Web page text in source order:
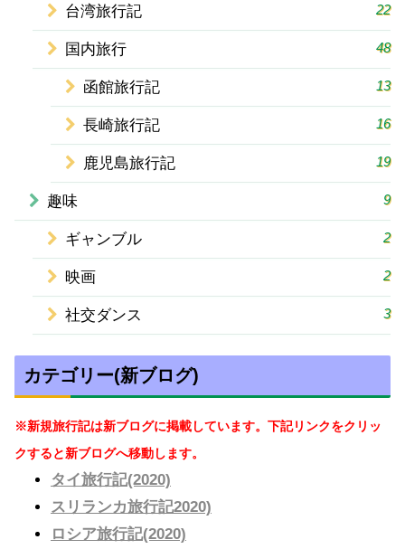
台湾旅行記 22
国内旅行 48
函館旅行記 13
長崎旅行記 16
鹿児島旅行記 19
趣味 9
ギャンブル 2
映画 2
社交ダンス 3
カテゴリー(新ブログ)
※新規旅行記は新ブログに掲載しています。下記リンクをクリッ
クすると新ブログへ移動します。
タイ旅行記(2020)
スリランカ旅行記2020)
ロシア旅行記(2020)